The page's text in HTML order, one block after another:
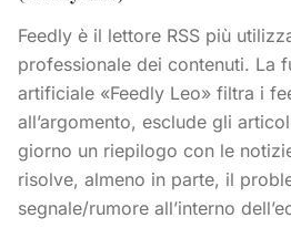
Feedly è il lettore RSS più
professionale dei contenuti. La
artificiale «Feedly Leo» filtra i
all’argomento, esclude gli
giorno un riepilogo con le
risolve, almeno in parte, il
segnale/rumore all’interno